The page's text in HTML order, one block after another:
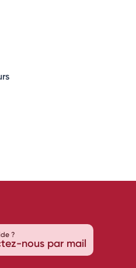
LinkedIn
Youtube
sur Instagram
?
nous par mail